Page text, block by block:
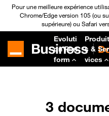
Pour une meilleure expérience
Chrome/Edge version 105 (ou
supérieure) ou Safari
Evoluti
on Plat
form
Produit
s & Ser
vices
3